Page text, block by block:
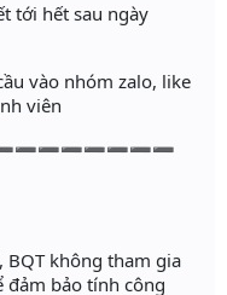
tới hết sau ngày
vào nhóm zalo, like
viên
BQT không tham gia
đảm bảo tính công